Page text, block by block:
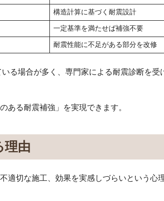
構造計算に基づく耐震設計
一定基準を満たせば補強不要
耐震性能に不足がある部分を改修
る場合が多く、専門家による耐震診断を受
ある耐震補強」を実現できます。
理由
適切な施工、効果を実感しづらいという心